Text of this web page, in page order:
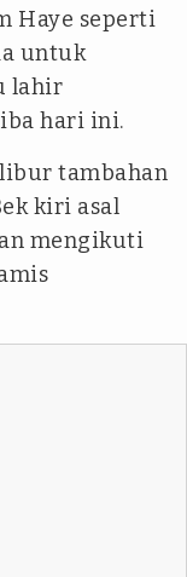
Haye seperti
untuk
lahir
hari ini.
tambahan
kiri asal
mengikuti